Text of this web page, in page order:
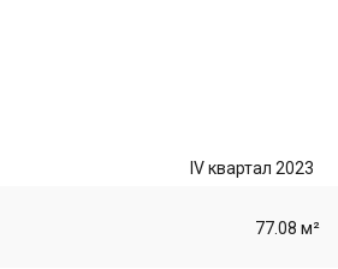
IV квартал 2023
77.08 м²